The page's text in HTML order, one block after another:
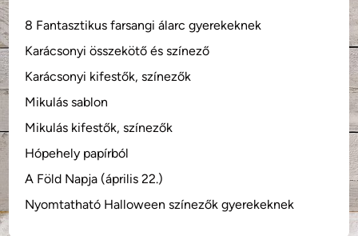
8 Fantasztikus farsangi álarc gyerekeknek
Karácsonyi összekötő és színező
Karácsonyi kifestők, színezők
Mikulás sablon
Mikulás kifestők, színezők
Hópehely papírból
A Föld Napja (április 22.)
Nyomtatható Halloween színezők gyerekeknek